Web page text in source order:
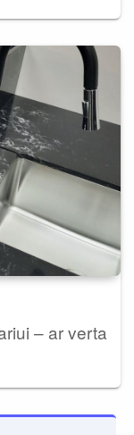
– ar verta